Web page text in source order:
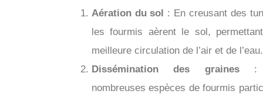
Aération du sol : En creusant des
les fourmis aèrent le sol,
meilleure circulation de l’air et de l’eau.
Dissémination des graines:
nombreuses espèces de fourmis